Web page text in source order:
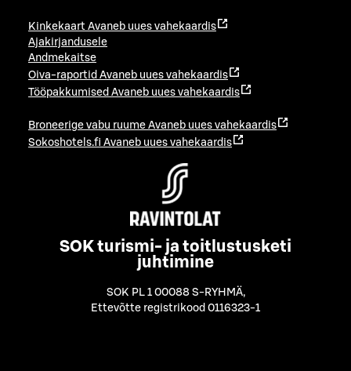
Kinkekaart Avaneb uues vahekaardis
Ajakirjandusele
Andmekaitse
Oiva-raportid Avaneb uues vahekaardis
Tööpakkumised Avaneb uues vahekaardis
Broneerige vabu ruume Avaneb uues vahekaardis
Sokoshotels.fi Avaneb uues vahekaardis
SOK turismi- ja toitlustusketi
juhtimine
SOK PL 1 00088 S-RYHMÄ,
Ettevõtte registrikood 0116323-1